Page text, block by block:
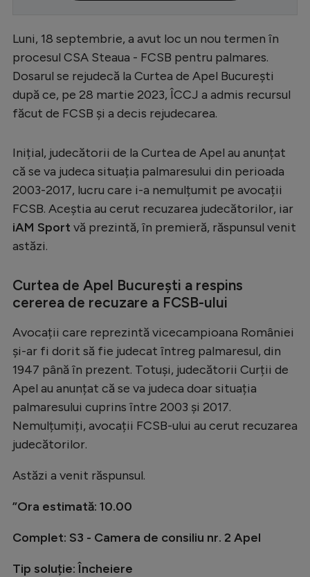
Ligue 1
Campionate
Starurile fotbalului
EURO 2024
Stranieri
Clasamente
Natație
Gimnastică
Auto
Rugby
Ciclism
Alte sporturi
JO 2024
JO 2026
Luni, 18 septembrie, a avut loc un nou termen în
procesul CSA Steaua - FCSB pentru palmares.
Dosarul se rejudecă la Curtea de Apel București
după ce, pe 28 martie 2023, ÎCCJ a admis recursul
făcut de FCSB și a decis rejudecarea.
Inițial, judecătorii de la Curtea de Apel au anunțat
că se va judeca situația palmaresului din perioada
2003-2017, lucru care i-a nemulțumit pe avocații
FCSB. Aceștia au cerut recuzarea judecătorilor, iar
iAM Sport vă prezintă, în premieră, răspunsul venit
astăzi.
Curtea de Apel București a respins
cererea de recuzare a FCSB-ului
Avocații care reprezintă vicecampioana României
și-ar fi dorit să fie judecat întreg palmaresul, din
1947 până în prezent. Totuși, judecătorii Curții de
Apel au anunțat că se va judeca doar situația
palmaresului cuprins între 2003 și 2017.
Nemulțumiți, avocații FCSB-ului au cerut recuzarea
judecătorilor.
Astăzi a venit răspunsul.
”Ora estimată: 10.00
Complet: S3 - Camera de consiliu nr. 2 Apel
Tip soluție: Încheiere